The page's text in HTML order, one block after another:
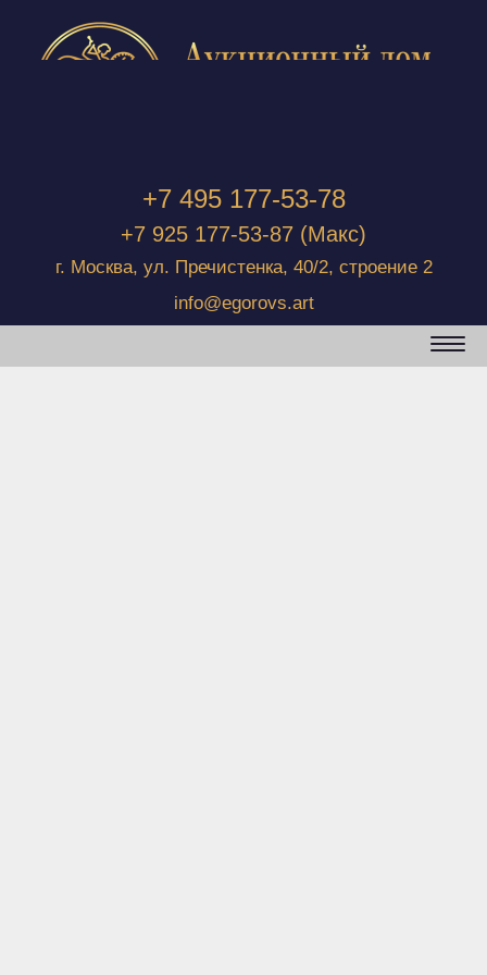
+7 495 177-53-78
+7 925 177-53-87 (Макс)
г. Москва, ул. Пречистенка, 40/2, строение 2
info@egorovs.art